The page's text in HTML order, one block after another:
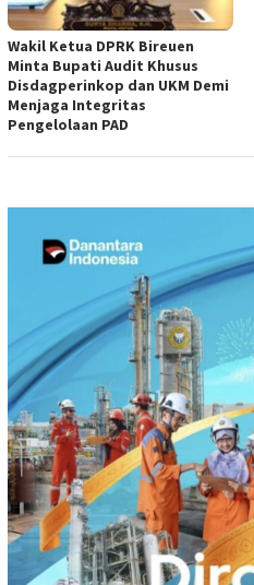
Wakil Ketua DPRK Bireuen
Minta Bupati Audit Khusus
Disdagperinkop dan UKM Demi
Menjaga Integritas
Pengelolaan PAD